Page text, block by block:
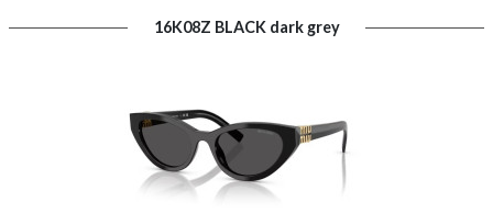
16K08Z BLACK dark grey